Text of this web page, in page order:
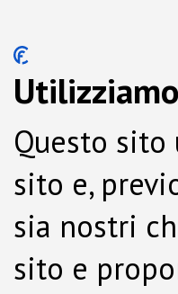
Questo
sito e,
sia nostri
sito e